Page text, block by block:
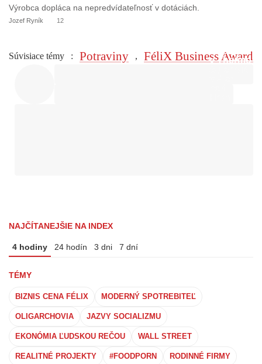
Výrobca dopláca na nepredvídateľnosť v dotáciách.
Jozef Ryník 12
Súvisiace témy : Potraviny , FéliX Business Award
NAJČÍTANEJŠIE NA INDEX
4 hodiny 24 hodín 3 dni 7 dní
TÉMY
BIZNIS CENA FÉLIX MODERNÝ SPOTREBITEĽ
OLIGARCHOVIA JAZVY SOCIALIZMU
EKONÓMIA ĽUDSKOU REČOU WALL STREET
REALITNÉ PROJEKTY #FOODPORN RODINNÉ FIRMY